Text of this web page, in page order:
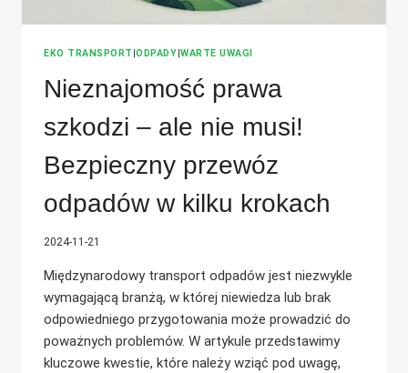
EKO TRANSPORT |ODPADY|WARTE UWAGI
Nieznajomość prawa
szkodzi – ale nie musi!
Bezpieczny przewóz
odpadów w kilku krokach
2024-11-21
Międzynarodowy transport odpadów jest niezwykle
wymagającą branżą, w której niewiedza lub brak
odpowiedniego przygotowania może prowadzić do
poważnych problemów. W artykule przedstawimy
kluczowe kwestie, które należy wziąć pod uwagę,